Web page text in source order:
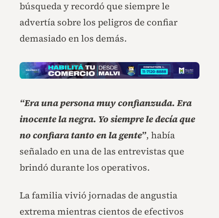
búsqueda y recordó que siempre le
advertía sobre los peligros de confiar
demasiado en los demás.
“Era una persona muy confianzuda. Era
inocente la negra. Yo siempre le decía que
no confiara tanto en la gente”, había
señalado en una de las entrevistas que
brindó durante los operativos.
La familia vivió jornadas de angustia
extrema mientras cientos de efectivos